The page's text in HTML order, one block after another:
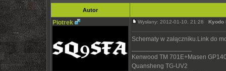
Autor
Piotrek Wysłany: 2012-01-10, 21:28 Kyodo
Schematy w załączniku.Link do
Kenwood TM 701E+Masen
Quansheng TG-UV2